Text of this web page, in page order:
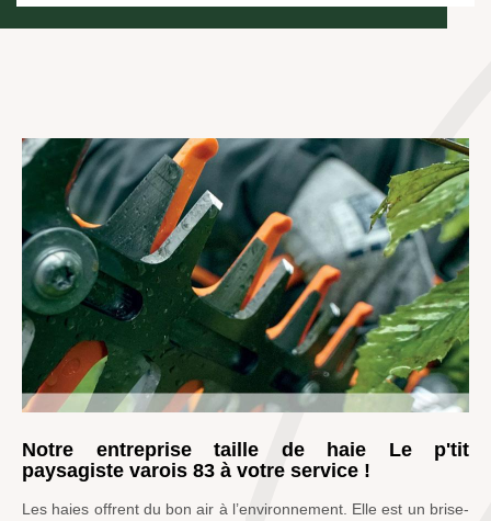
Notre entreprise taille de haie Le p'tit
paysagiste varois 83 à votre service !
Les haies offrent du bon air à l’environnement. Elle est un brise-